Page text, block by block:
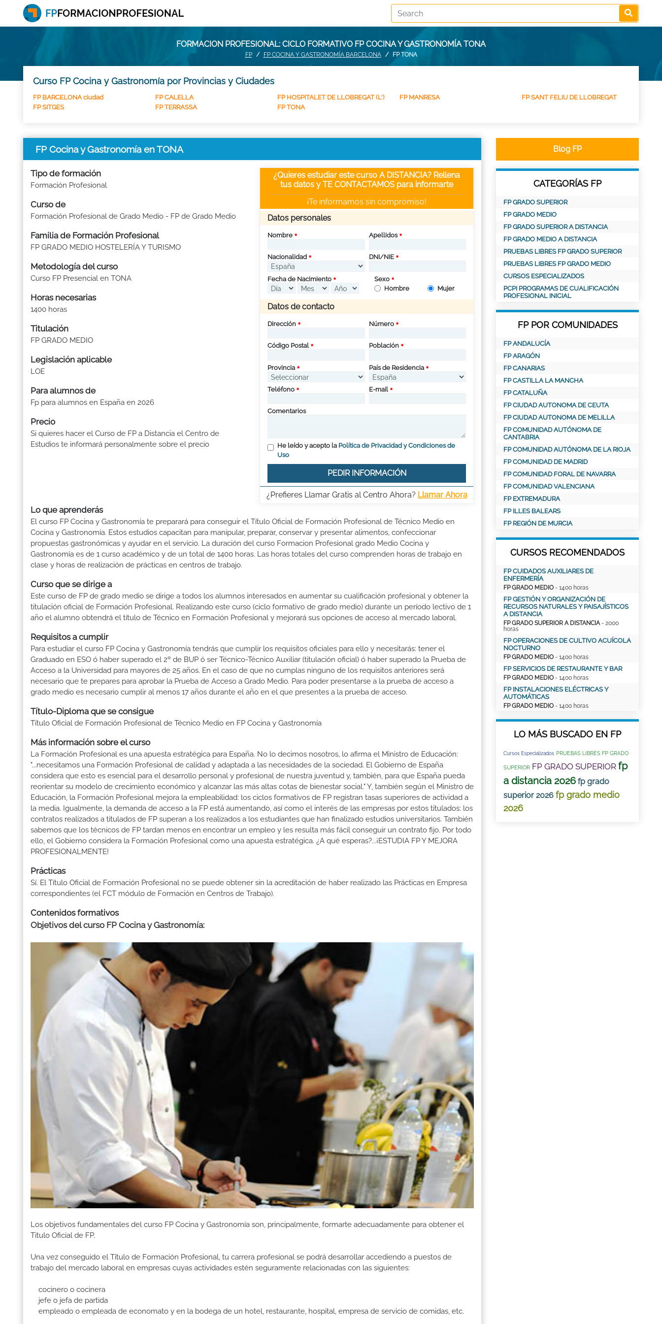
FORMACION PROFESIONAL: CICLO FORMATIVO FP COCINA Y GASTRONOMÍA TONA
FP FP COCINA Y GASTRONOMÍA BARCELONA FP TONA
Curso FP Cocina y Gastronomía por Provincias y Ciudades
FP BARCELONA ciudad FP CALELLA FP HOSPITALET DE LLOBREGAT (L') FP MANRESA
FP SANT FELIU DE LLOBREGAT
FP SITGES
FP TERRASSA FP TONA
FP Cocina y Gastronomía en TONA
Tipo de formación
Formación Profesional
Curso de
Formación Profesional de Grado Medio - FP de Grado Medio
Familia de Formación Profesional
FP GRADO MEDIO HOSTELERÍA Y TURISMO
Metodología del curso
Curso FP Presencial en TONA
Horas necesarias
1400 horas
Titulación
FP GRADO MEDIO
Legislación aplicable
LOE
Para alumnos de
Fp para alumnos en España en 2026
Precio
Si quieres hacer el Curso de FP a Distancia el Centro de
Estudios te informará personalmente sobre el precio
¿Quieres estudiar este curso A DISTANCIA? Rellena
tus datos y TE CONTACTAMOS para informarte
¡Te informamos sin compromiso!
Datos personales
Nombre Apellidos
Nacionalidad DNI/NIE
Fecha de Nacimiento
Sexo
Hombre
Mujer
Datos de contacto
Dirección Número
Código Postal Población
Provincia País de Residencia
Teléfono E-mail
Comentarios
He leído y acepto la Política de Privacidad y Condiciones de
Uso
PEDIR INFORMACIÓN
¿Prefieres Llamar Gratis al Centro Ahora? Llamar Ahora
Lo que aprenderás
El curso FP Cocina y Gastronomía te preparará para conseguir el Título Oficial de Formación Profesional de Técnico Medio en
Cocina y Gastronomía. Estos estudios capacitan para manipular, preparar, conservar y presentar alimentos, confeccionar
propuestas gastronómicas y ayudar en el servicio. La duración del curso Formacion Profesional grado Medio Cocina y
Gastronomía es de 1 curso académico y de un total de 1400 horas. Las horas totales del curso comprenden horas de trabajo en
clase y horas de realización de prácticas en centros de trabajo.
Curso que se dirige a
Este curso de FP de grado medio se dirige a todos los alumnos interesados en aumentar su cualificación profesional y obtener la
titulación oficial de Formación Profesional. Realizando este curso (ciclo formativo de grado medio) durante un período lectivo de 1
año el alumno obtendrá el título de Técnico en Formación Profesional y mejorará sus opciones de acceso al mercado laboral.
Requisitos a cumplir
Para estudiar el curso FP Cocina y Gastronomía tendrás que cumplir los requisitos oficiales para ello y necesitarás: tener el
Graduado en ESO ó haber superado el 2º de BUP ó ser Técnico-Técnico Auxiliar (titulación oficial) ó haber superado la Prueba de
Acceso a la Universidad para mayores de 25 años. En el caso de que no cumplas ninguno de los requisitos anteriores será
necesario que te prepares para aprobar la Prueba de Acceso a Grado Medio. Para poder presentarse a la prueba de acceso a
grado medio es necesario cumplir al menos 17 años durante el año en el que presentes a la prueba de acceso.
Título-Diploma que se consigue
Título Oficial de Formación Profesional de Técnico Medio en FP Cocina y Gastronomía
Más información sobre el curso
La Formación Profesional es una apuesta estratégica para España. No lo decimos nosotros, lo afirma el Ministro de Educación:
"...necesitamos una Formación Profesional de calidad y adaptada a las necesidades de la sociedad. El Gobierno de España
considera que esto es esencial para el desarrollo personal y profesional de nuestra juventud y, también, para que España pueda
reorientar su modelo de crecimiento económico y alcanzar las más altas cotas de bienestar social." Y, también según el Ministro de
Educación, la Formación Profesional mejora la empleabilidad: los ciclos formativos de FP registran tasas superiores de actividad a
la media. Igualmente, la demanda de acceso a la FP está aumentando, así como el interés de las empresas por estos titulados: los
contratos realizados a titulados de FP superan a los realizados a los estudiantes que han finalizado estudios universitarios. También
sabemos que los técnicos de FP tardan menos en encontrar un empleo y les resulta más fácil conseguir un contrato fijo. Por todo
ello, el Gobierno considera la Formación Profesional como una apuesta estratégica. ¿A qué esperas?...¡ESTUDIA FP Y MEJORA
PROFESIONALMENTE!
Prácticas
Sí. El Título Oficial de Formación Profesional no se puede obtener sin la acreditación de haber realizado las Prácticas en Empresa
correspondientes (el FCT módulo de Formación en Centros de Trabajo).
Contenidos formativos
Objetivos del curso FP Cocina y Gastronomía:
Los objetivos fundamentales del curso FP Cocina y Gastronomía son, principalmente, formarte adecuadamente para obtener el
Titulo Oficial de FP.
Una vez conseguido el Título de Formación Profesional, tu carrera profesional se podrá desarrollar accediendo a puestos de
trabajo del mercado laboral en empresas cuyas actividades estén seguramente relacionadas con las siguientes:
cocinero o cocinera
jefe o jefa de partida
empleado o empleada de economato y en la bodega de un hotel, restaurante, hospital, empresa de servicio de comidas, etc.
Blog FP
CATEGORÍAS FP
FP GRADO SUPERIOR
FP GRADO MEDIO
FP GRADO SUPERIOR A DISTANCIA
FP GRADO MEDIO A DISTANCIA
PRUEBAS LIBRES FP GRADO SUPERIOR
PRUEBAS LIBRES FP GRADO MEDIO
CURSOS ESPECIALIZADOS
PCPI PROGRAMAS DE CUALIFICACIÓN
PROFESIONAL INICIAL
FP POR COMUNIDADES
FP ANDALUCÍA
FP ARAGÓN
FP CANARIAS
FP CASTILLA LA MANCHA
FP CATALUÑA
FP CIUDAD AUTONOMA DE CEUTA
FP CIUDAD AUTONOMA DE MELILLA
FP COMUNIDAD AUTÓNOMA DE
CANTABRIA
FP COMUNIDAD AUTÓNOMA DE LA RIOJA
FP COMUNIDAD DE MADRID
FP COMUNIDAD FORAL DE NAVARRA
FP COMUNIDAD VALENCIANA
FP EXTREMADURA
FP ILLES BALEARS
FP REGIÓN DE MURCIA
CURSOS RECOMENDADOS
FP CUIDADOS AUXILIARES DE
ENFERMERÍA
FP GRADO MEDIO - 1400 horas
FP GESTIÓN Y ORGANIZACIÓN DE
RECURSOS NATURALES Y PAISAJÍSTICOS
A DISTANCIA
FP GRADO SUPERIOR A DISTANCIA- 2000
horas
FP OPERACIONES DE CULTIVO ACUÍCOLA
NOCTURNO
FP GRADO MEDIO - 1400 horas
FP SERVICIOS DE RESTAURANTE Y BAR
FP GRADO MEDIO - 1400 horas
FP INSTALACIONES ELÉCTRICAS Y
AUTOMÁTICAS
FP GRADO MEDIO - 1400 horas
LO MÁS BUSCADO EN FP
Cursos Especializados PRUEBAS LIBRES FP GRADO
SUPERIOR FP GRADO SUPERIOR fp
a distancia 2026 fp grado
superior 2026 fp grado medio
2026